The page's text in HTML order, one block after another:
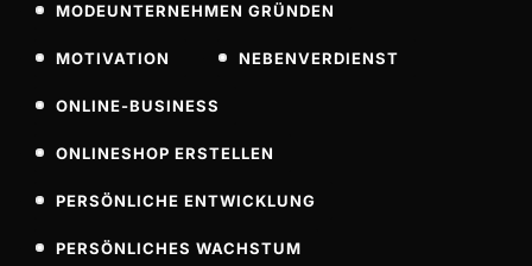
MODEUNTERNEHMEN GRÜNDEN
MOTIVATION NEBENVERDIENST
ONLINE-BUSINESS
ONLINESHOP ERSTELLEN
PERSÖNLICHE ENTWICKLUNG
PERSÖNLICHES WACHSTUM